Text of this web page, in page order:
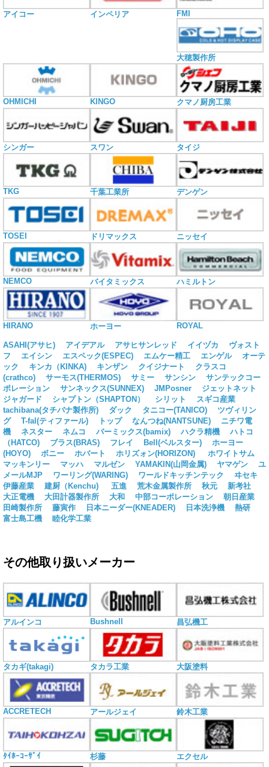
アイコー インペリア FMI
大穂製作所
OHMICHI KINGO クマノ厨房工業
シンガー スワン タイジ
TKG 千葉工業所 デンゲン
TOSEI ドリマックス ニッセイ
NEMCO バイタミックス ハミルトン
HIRANO ホーヨー ROYAL
ASAHI(アサヒ) アイデアル アサヒサンレッド イイヅカ
ヴォスト
フ
エイシン エスペック(ESPEC) エムケー精工 エンゲル
オーテ
ック
キンカ（KINKA) キンザン クイジナート
クラスコ
(crathco)
サーモス(THERMOS) サミー サンシン
サンテックコー
ポレーション
サンネックス(SUNNEX) JMPosner
ジェットネット
ジャガード
シャプトン（SHAPTON） シリット
スギコ産業
tachibana(タチバナ製作所)
ダック タニコー(TANICO)
ツヴィリン
グ
T-fal(ティファール) トップ なんつね(NANTSUNE)
ニチワ電
機
ネスター ネムコ バーミックス(bamix) ハクラ精機
ハトコ
（HATCO)
ブラス(BRAS) フレイ Bell(ベルスター)
ホーヨー
(HOYO)
ボニー ホバート ホリズォン(HORIZON)
ホワイトサム
マッキンリー
マッハ マルゼン YAMAKIN(山岡金属) ヤマゲン
ユ
メールMJP
ワーリング(WARING) ワールドキッチンテック
ヰセキ
伊藤産業
建厨（Kenchu) 五進 荒木金属製作所 秋元
新考社
大正電機
大田計器製作所 大和 中部コーポレーション
朝日産業
田崎製作所
藤寅作 日本ニーダー(KNEADER) 日本洗浄機
熱研
富士島工機
睦化学工業
その他取り扱いメーカー
アルインコ Bushnell 昌弘機工
タカギ(takagi) タカラ工業 大阪塗料
ACCRETECH アールジェイ 鈴木工業
ﾀｲﾎｰｺｰｻﾞｲ 杉藤 エクセル